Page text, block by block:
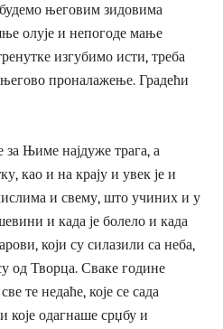
његовим зидовима
олује и непогоде мање
изгубимо исти, треба
проналажење. Градећи
за Њиме најдуже трага, а
као и на крају и увек је и
и свему, што учиних и у
и када је болело и када
који су силазили са неба,
од Творца. Сваке године
те недаће, које се сада
које одагнаше срџбу и